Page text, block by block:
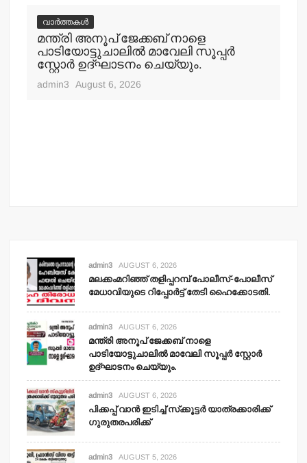
വാർത്തകൾ
മന്ത്രി അനൂപ് ജേക്കബ് നാളെ
പാടിയോട്ടുചാലില്‍ മാവേലി സൂപ്പര്‍
സ്റ്റോര്‍ ഉദ്ഘാടനം ചെയ്യും.
admin3 August 6, 2026
admin3 AUGUST 6, 2026
മലക്കംമറിഞ്ഞ് തളിപ്പറമ്പ് പോലീസ്-പോലീസ്
മേധാവിയുടെ റിപ്പോര്‍ട്ട് തേടി ഹൈക്കോടതി.
admin3 AUGUST 6, 2026
മന്ത്രി അനൂപ് ജേക്കബ് നാളെ
പാടിയോട്ടുചാലില്‍ മാവേലി സൂപ്പര്‍ സ്റ്റോര്‍
ഉദ്ഘാടനം ചെയ്യും.
admin3 AUGUST 6, 2026
പിക്കപ്പ് വാന്‍ ഇടിച്ച് സ്‌ക്കൂട്ടര്‍ യാത്രക്കാരിക്ക്
ഗുരുതരപരിക്ക്
admin3 AUGUST 5, 2026